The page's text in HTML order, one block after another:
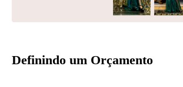
Definindo um Orçamento